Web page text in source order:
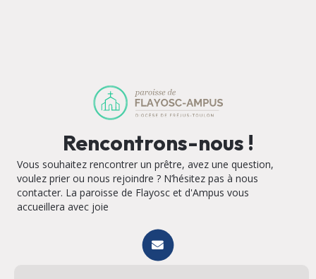
Rencontrons-nous !
Vous souhaitez rencontrer un prêtre, avez une question,
voulez prier ou nous rejoindre ? N’hésitez pas à nous
contacter. La paroisse de Flayosc et d'Ampus vous
accueillera avec joie